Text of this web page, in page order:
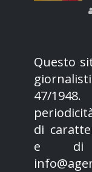
Questo
47/
di
e di